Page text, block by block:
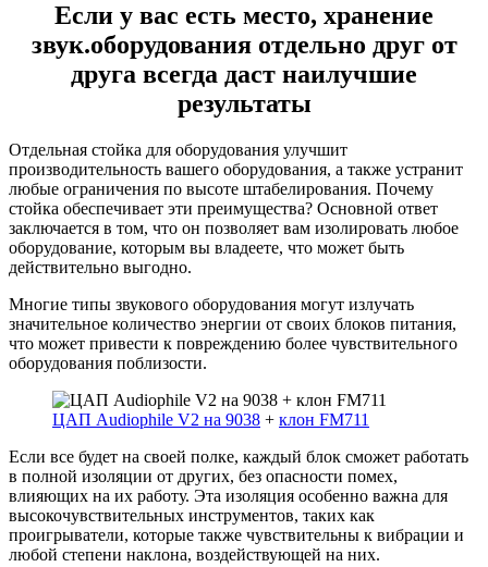
Если у вас есть место, хранение
звук.оборудования отдельно друг от
друга всегда даст наилучшие
результаты
Отдельная стойка для оборудования улучшит
производительность вашего оборудования, а также устранит
любые ограничения по высоте штабелирования. Почему
стойка обеспечивает эти преимущества? Основной ответ
заключается в том, что он позволяет вам изолировать любое
оборудование, которым вы владеете, что может быть
действительно выгодно.
Многие типы звукового оборудования могут излучать
значительное количество энергии от своих блоков питания,
что может привести к повреждению более чувствительного
оборудования поблизости.
ЦАП Audiophile V2 на 9038 + клон FM711
Если все будет на своей полке, каждый блок сможет работать
в полной изоляции от других, без опасности помех,
влияющих на их работу. Эта изоляция особенно важна для
высокочувствительных инструментов, таких как
проигрыватели, которые также чувствительны к вибрации и
любой степени наклона, воздействующей на них.